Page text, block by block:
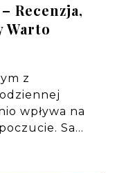
Recenzja,
Warto
z
wpływa na
Sa…